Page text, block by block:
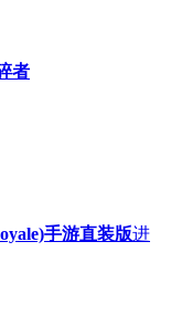
者
手游直装版进